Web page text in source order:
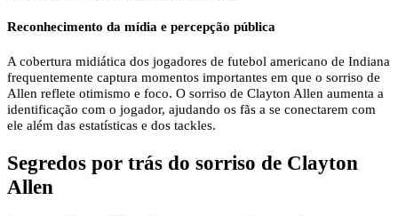
Reconhecimento da mídia e percepção pública
A cobertura midiática dos jogadores de futebol americano de Indiana
frequentemente captura momentos importantes em que o sorriso de
Allen reflete otimismo e foco. O sorriso de Clayton Allen aumenta a
identificação com o jogador, ajudando os fãs a se conectarem com
ele além das estatísticas e dos tackles.
Segredos por trás do sorriso de Clayton
Allen